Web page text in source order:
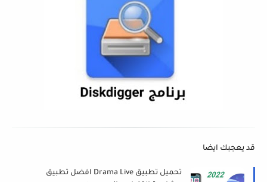
قد يعجبك ايضا
تحميل تطبيق Drama Live افضل تطبيق